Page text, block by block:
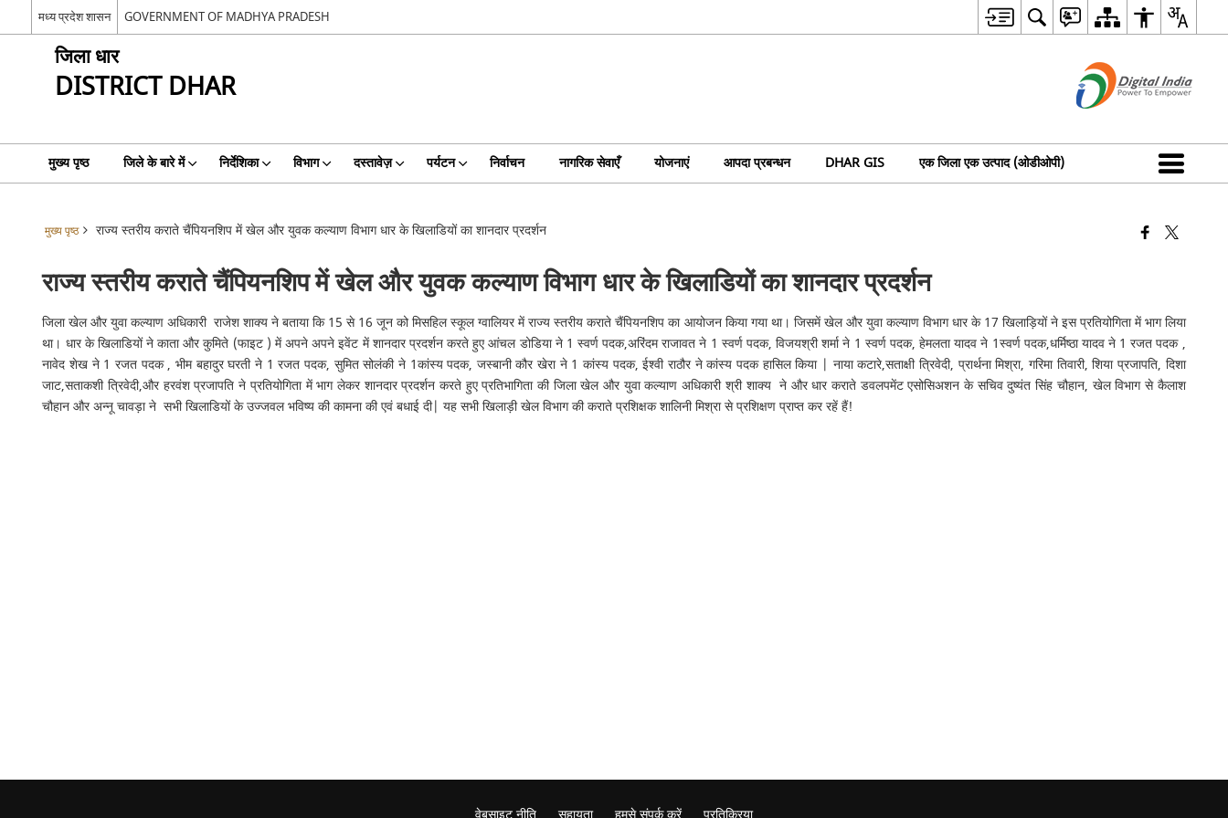
मध्य प्रदेश शासन GOVERNMENT OF MADHYA PRADESH
जिला धार
DISTRICT DHAR
मुख्य पृष्ठ जिले के बारे में निर्देशिका विभाग दस्तावेज़ पर्यटन निर्वाचन नागरिक सेवाएँ योजनाएं आपदा प्रबन्धन DHAR GIS एक जिला एक उत्पाद (ओडीओपी)
मुख्य पृष्ठ राज्य स्तरीय कराते चैंपियनशिप में खेल और युवक कल्याण विभाग धार के खिलाडियों का शानदार प्रदर्शन
राज्य स्तरीय कराते चैंपियनशिप में खेल और युवक कल्याण विभाग धार के खिलाडियों का शानदार प्रदर्शन
जिला खेल और युवा कल्याण अधिकारी राजेश शाक्य ने बताया कि 15 से 16 जून को मिसहिल स्कूल ग्वालियर में राज्य स्तरीय कराते चैंपियनशिप का आयोजन किया गया था। जिसमें खेल और युवा कल्याण विभाग धार के 17 खिलाड़ियों ने इस प्रतियोगिता में भाग लिया
था। धार के खिलाडियों ने काता और कुमिते (फाइट ) में अपने अपने इवेंट में शानदार प्रदर्शन करते हुए आंचल डोडिया ने 1 स्वर्ण पदक,अरिंदम राजावत ने 1 स्वर्ण पदक, विजयश्री शर्मा ने 1 स्वर्ण पदक, हेमलता यादव ने 1स्वर्ण पदक,धर्मिष्ठा यादव ने 1 रजत पदक ,
नावेद शेख ने 1 रजत पदक , भीम बहादुर घरती ने 1 रजत पदक, सुमित सोलंकी ने 1कांस्य पदक, जस्बानी कौर खेरा ने 1 कांस्य पदक, ईश्वी राठौर ने कांस्य पदक हासिल किया | नाया कटारे,सताक्षी त्रिवेदी, प्रार्थना मिश्रा, गरिमा तिवारी, शिया प्रजापति, दिशा
जाट,सताकशी त्रिवेदी,और हरवंश प्रजापति ने प्रतियोगिता में भाग लेकर शानदार प्रदर्शन करते हुए प्रतिभागिता की जिला खेल और युवा कल्याण अधिकारी श्री शाक्य ने और धार कराते डवलपमेंट एसोसिअशन के सचिव दुष्यंत सिंह चौहान, खेल विभाग से कैलाश
चौहान और अन्नू चावड़ा ने सभी खिलाडियों के उज्जवल भविष्य की कामना की एवं बधाई दी| यह सभी खिलाड़ी खेल विभाग की कराते प्रशिक्षक शालिनी मिश्रा से प्रशिक्षण प्राप्त कर रहें हैं!